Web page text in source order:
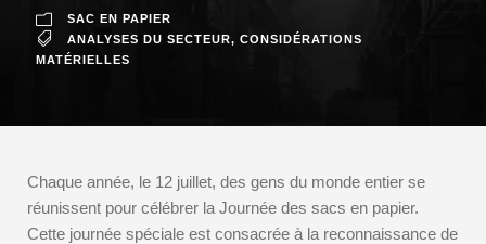
SAC EN PAPIER
ANALYSES DU SECTEUR, CONSIDÉRATIONS
MATÉRIELLES
Chaque année, le 12 juillet, des gens du monde entier se
réunissent pour célébrer la Journée des sacs en papier.
Cette journée spéciale est consacrée à la reconnaissance de